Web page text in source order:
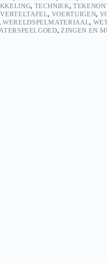
, TECHNIEK,
VERTELTAFEL, VOERTUIGEN,
WERELDSPELMATERIAAL,
,ZINGEN EN